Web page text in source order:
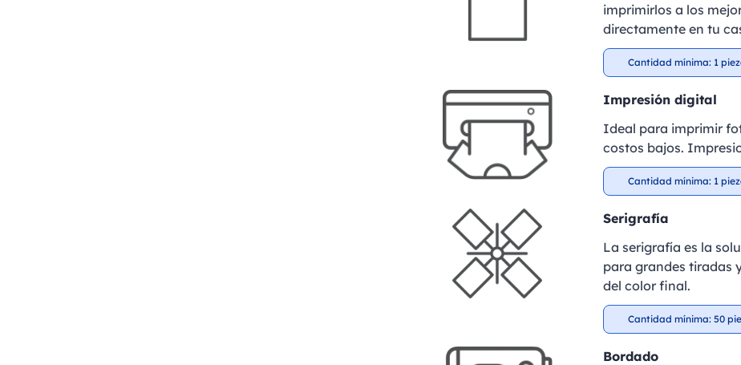
imprimirlos a los
directamente en tu
Cantidad mínima: 1
Impresión digital
Ideal para imprimir
costos bajos.
Cantidad mínima: 1
Serigrafía
La serigrafía es la
para grandes tiradas
del color final.
Cantidad mínima: 50
Bordado